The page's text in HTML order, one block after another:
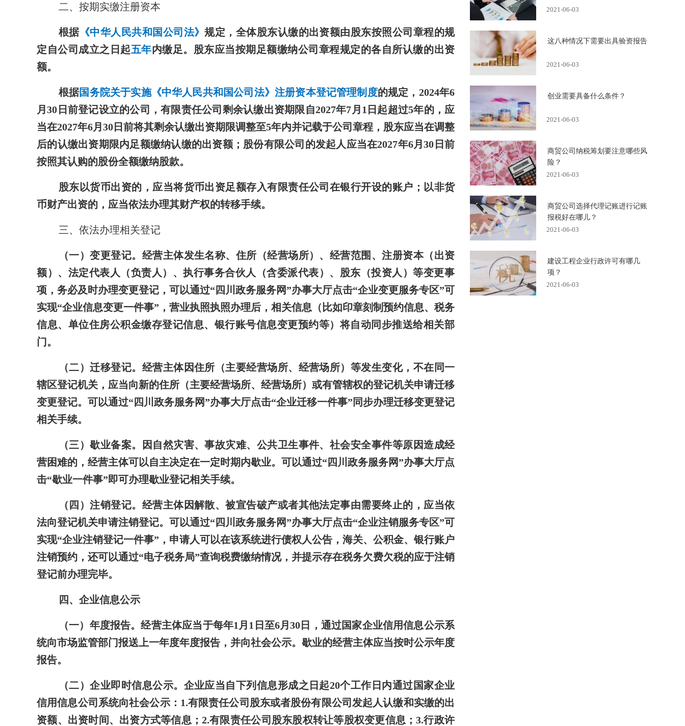
二、按期实缴注册资本
根据《中华人民共和国公司法》规定，全体股东认缴的出资额由股东按照公司章程的规
定自公司成立之日起五年内缴足。股东应当按期足额缴纳公司章程规定的各自所认缴的出资
额。
根据国务院关于实施《中华人民共和国公司法》注册资本登记管理制度的规定，2024年6
月30日前登记设立的公司，有限责任公司剩余认缴出资期限自2027年7月1日起超过5年的，应
当在2027年6月30日前将其剩余认缴出资期限调整至5年内并记载于公司章程，股东应当在调整
后的认缴出资期限内足额缴纳认缴的出资额；股份有限公司的发起人应当在2027年6月30日前
按照其认购的股份全额缴纳股款。
股东以货币出资的，应当将货币出资足额存入有限责任公司在银行开设的账户；以非货
币财产出资的，应当依法办理其财产权的转移手续。
三、依法办理相关登记
（一）变更登记。 经营主体发生名称、住所（经营场所）、经营范围、注册资本（出资
额）、法定代表人（负责人）、执行事务合伙人（含委派代表）、股东（投资人）等变更事
项，务必及时办理变更登记，可以通过“四川政务服务网”办事大厅点击“企业变更服务专区”可
实现“企业信息变更一件事”，营业执照执照办理后，相关信息（比如印章刻制预约信息、税务
信息、单位住房公积金缴存登记信息、银行账号信息变更预约等）将自动同步推送给相关部
门。
（二）迁移登记。 经营主体因住所（主要经营场所、经营场所）等发生变化，不在同一
辖区登记机关，应当向新的住所（主要经营场所、经营场所）或有管辖权的登记机关申请迁移
变更登记。可以通过“四川政务服务网”办事大厅点击“企业迁移一件事”同步办理迁移变更登记
相关手续。
（三）歇业备案。
因自然灾害、事故灾难、公共卫生事件、社会安全事件等原因造成经
营困难的，经营主体可以自主决定在一定时期内歇业。可以通过“四川政务服务网”办事大厅点
击“歇业一件事”即可办理歇业登记相关手续。
（四）注销登记。 经营主体因解散、被宣告破产或者其他法定事由需要终止的，应当依
法向登记机关申请注销登记。可以通过“四川政务服务网”办事大厅点击“企业注销服务专区”可
实现“企业注销登记一件事”，申请人可以在该系统进行债权人公告，海关、公积金、银行账户
注销预约，还可以通过“电子税务局”查询税费缴纳情况，并提示存在税务欠费欠税的应于注销
登记前办理完毕。
四、企业信息公示
（一）年度报告。经营主体应当于每年1月1日至6月30日，通过国家企业信用信息公示系
统向市场监管部门报送上一年度年度报告，并向社会公示。歇业的经营主体应当按时公示年度
报告。
（二）企业即时信息公示。 企业应当自下列信息形成之日起20个工作日内通过国家企业
信用信息公司系统向社会公示：1.有限责任公司股东或者股份有限公司发起人认缴和实缴的出
资额、出资时间、出资方式等信息；2.有限责任公司股东股权转让等股权变更信息；3.行政许
2021-06-03
这八种情况下需要出具验资报告
2021-06-03
创业需要具备什么条件？
2021-06-03
商贸公司纳税筹划要注意哪些风
险？
2021-06-03
商贸公司选择代理记账进行记账
报税好在哪儿？
2021-06-03
建设工程企业行政许可有哪几
项？
2021-06-03